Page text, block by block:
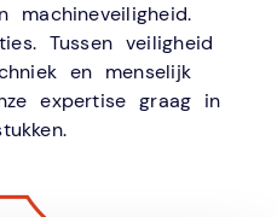
Tussen veiligheid
en menselijk
expertise graag in